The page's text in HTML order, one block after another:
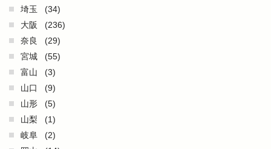
埼玉
(34)
大阪
(236)
奈良
(29)
宮城
(55)
富山
(3)
山口
(9)
山形
(5)
山梨
(1)
岐阜
(2)